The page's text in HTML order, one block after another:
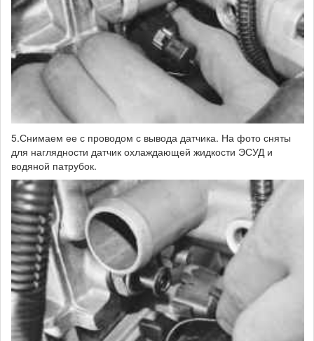
5.Снимаем ее с проводом с вывода датчика. На фото сняты
для наглядности датчик охлаждающей жидкости ЭСУД и
водяной патрубок.